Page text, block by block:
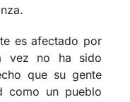
es afectado por
que su gente
como un pueblo
y no hoy, sino
de superar los